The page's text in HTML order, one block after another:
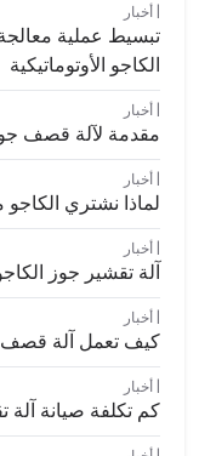
أخبار
تبسيط عملية
الكاجو الأوتوماتيكية
أخبار
مقدمة لآلة قصف
أخبار
لماذا نشتري
أخبار
آلة تقشير جوز
أخبار
كيف تعمل آلة قصف
أخبار
كم تكلفة صيانة آلة